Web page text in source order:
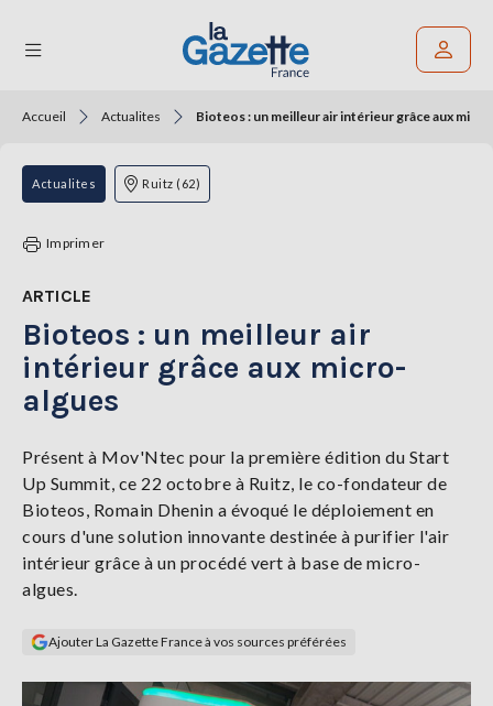
THÉMATIQUES
RÉGIONS
TENDANCES
SERVICES
LA
GAZETTE
Se
connecter
S'abonner
Accueil Actualites Bioteos : un meilleur air intérieur grâce aux
Actualites Ruitz (62)
Imprimer
ARTICLE
Bioteos : un meilleur air
intérieur grâce aux micro-
algues
Présent à Mov'Ntec pour la première édition du Start
Up Summit, ce 22 octobre à Ruitz, le co-fondateur de
Bioteos, Romain Dhenin a évoqué le déploiement en
cours d'une solution innovante destinée à purifier l'air
intérieur grâce à un procédé vert à base de micro-
algues.
Ajouter La Gazette France à vos sources préférées